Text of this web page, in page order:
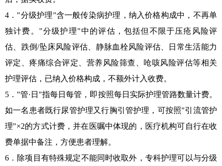
4．"分级护理"含一般传染病护理，纳入价格构成中，不再单
独计费。"分级护理"中的评估，包括但不限于压疮风险评
估、跌倒/坠床风险评估、静脉血栓风险评估、日常生活能力
评定、疼痛综合评定、营养风险筛查、呛咳风险评估等相关
护理评估，已纳入价格构成，不额外计入收费。
5．"管·日"指每日每管，即按照每日实际护理管路数量计费。
如一名患者既行尿管护理又行胸引管护理，可按照"引流管护
理"×2的方式计费，并在医嘱中体现的，医疗机构可自行在收
费单据中备注，方便患者理解。
6．除项目有特殊规定不能同时收取外，专科护理可以与分级